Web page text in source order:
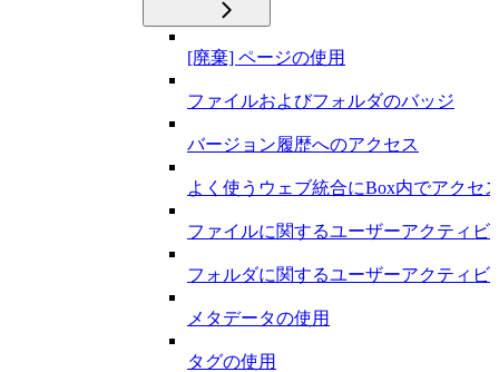
[廃棄] ページの使用
ファイルおよびフォルダのバッジ
バージョン履歴へのアクセス
よく使うウェブ統合にBox内でアクセ
ファイルに関するユーザーアクティビ
フォルダに関するユーザーアクティビ
メタデータの使用
タグの使用